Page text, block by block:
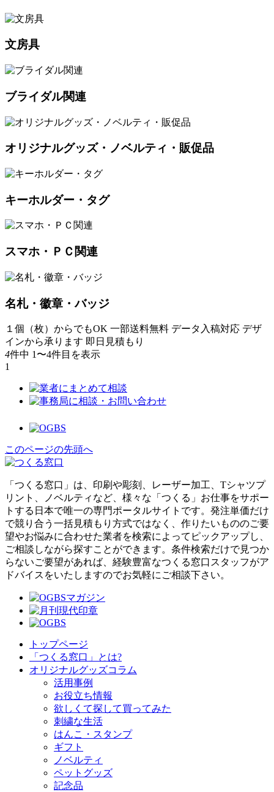
文房具
ブライダル関連
オリジナルグッズ・ノベルティ・販促品
キーホルダー・タグ
スマホ・ＰＣ関連
名札・徽章・バッジ
１個（枚）からでもOK 一部送料無料 データ入稿対応 デザ
インから承ります 即日見積もり
4件中 1〜4件目を表示
1
このページの先頭へ
「つくる窓口」は、印刷や彫刻、レーザー加工、Tシャツプ
リント、ノベルティなど、様々な「つくる」お仕事をサポー
トする日本で唯一の専門ポータルサイトです。発注単価だけ
で競り合う一括見積もり方式ではなく、作りたいもののご要
望やお悩みに合わせた業者を検索によってピックアップし、
ご相談しながら探すことができます。条件検索だけで見つか
らないご要望があれば、経験豊富なつくる窓口スタッフがア
ドバイスをいたしますのでお気軽にご相談下さい。
トップページ
「つくる窓口」とは?
オリジナルグッズコラム
活用事例
お役立ち情報
欲しくて探して買ってみた
刺繍な生活
はんこ・スタンプ
ギフト
ノベルティ
ペットグッズ
記念品